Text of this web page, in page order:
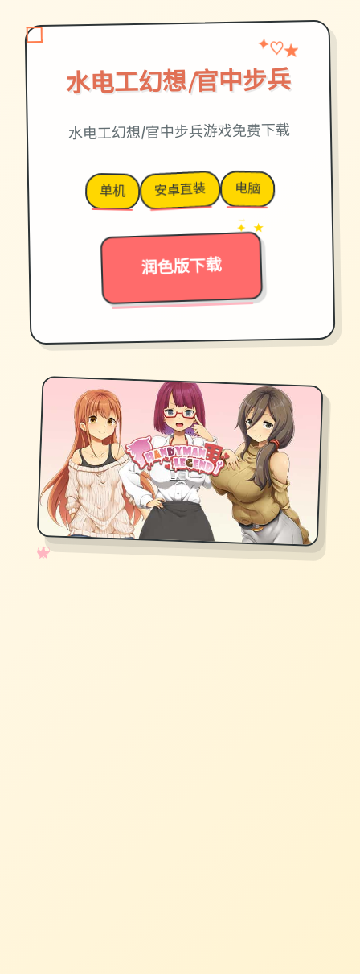
水电工幻想|官中步兵
✦ ♡★
水电工幻想|官中步兵游戏免费下载
单机 安卓直装 电脑
润色版下载
→
✦ ★
✧
♡
★
♥